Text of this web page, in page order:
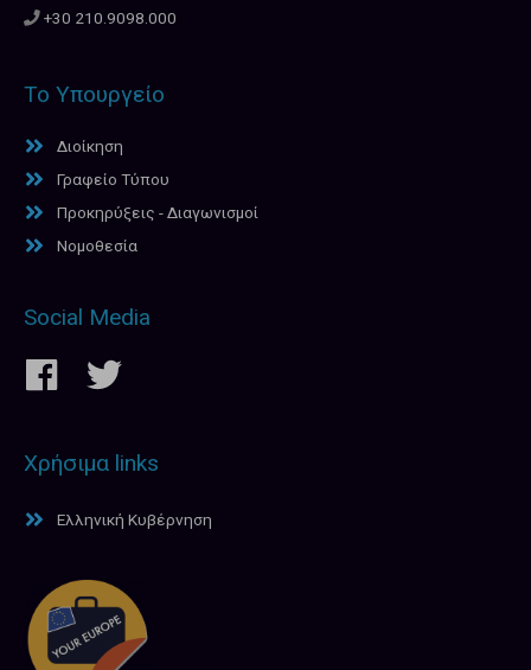
+30 210.9098.000
Το Υπουργείο
Διοίκηση
Γραφείο Τύπου
Προκηρύξεις - Διαγωνισμοί
Νομοθεσία
Social Media
Χρήσιμα links
Ελληνική Κυβέρνηση